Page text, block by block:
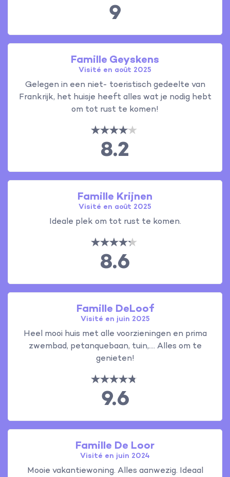
9
Famille Geyskens
Visité en août 2025
Gelegen in een niet- toeristisch gedeelte van
Frankrijk, het huisje heeft alles wat je nodig hebt
om tot rust te komen!
8.2
Famille Krijnen
Visité en août 2025
Ideale plek om tot rust te komen.
8.6
Famille DeLoof
Visité en juin 2025
Heel mooi huis met alle voorzieningen en prima
zwembad, petanquebaan, tuin,.... Alles om te
genieten!
9.6
Famille De Loor
Visité en juin 2024
Mooie vakantiewoning. Alles aanwezig. Ideaal